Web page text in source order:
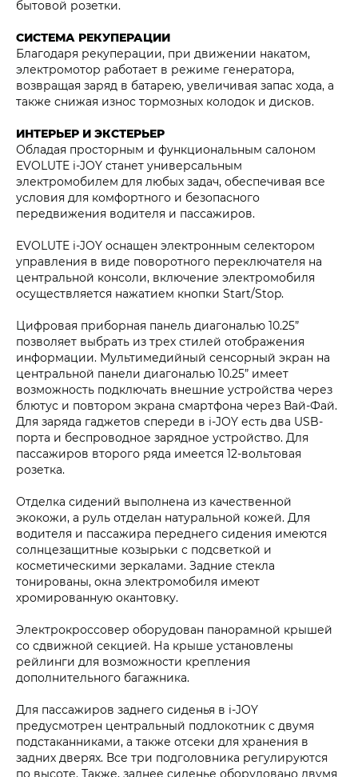
бытовой розетки.
СИСТЕМА РЕКУПЕРАЦИИ
Благодаря рекуперации, при движении накатом,
электромотор работает в режиме генератора,
возвращая заряд в батарею, увеличивая запас хода, а
также снижая износ тормозных колодок и дисков.
ИНТЕРЬЕР И ЭКСТЕРЬЕР
Обладая просторным и функциональным салоном
EVOLUTE i‑JOY станет универсальным
электромобилем для любых задач, обеспечивая все
условия для комфортного и безопасного
передвижения водителя и пассажиров.
EVOLUTE i‑JOY оснащен электронным селектором
управления в виде поворотного переключателя на
центральной консоли, включение электромобиля
осуществляется нажатием кнопки Start/Stop.
Цифровая приборная панель диагональю 10.25”
позволяет выбрать из трех стилей отображения
информации. Мультимедийный сенсорный экран на
центральной панели диагональю 10.25” имеет
возможность подключать внешние устройства через
блютус и повтором экрана смартфона через Вай-Фай.
Для заряда гаджетов спереди в i‑JOY есть два USB-
порта и беспроводное зарядное устройство. Для
пассажиров второго ряда имеется 12-вольтовая
розетка.
Отделка сидений выполнена из качественной
экокожи, а руль отделан натуральной кожей. Для
водителя и пассажира переднего сидения имеются
солнцезащитные козырьки с подсветкой и
косметическими зеркалами. Задние стекла
тонированы, окна электромобиля имеют
хромированную окантовку.
Электрокроссовер оборудован панорамной крышей
со сдвижной секцией. На крыше установлены
рейлинги для возможности крепления
дополнительного багажника.
Для пассажиров заднего сиденья в i‑JOY
предусмотрен центральный подлокотник с двумя
подстаканниками, а также отсеки для хранения в
задних дверях. Все три подголовника регулируются
по высоте. Также, заднее сиденье оборудовано двумя